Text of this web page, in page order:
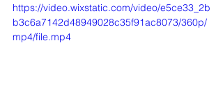
https://video.wixstatic.com/video/e5ce33_2b
b3c6a7142d48949028c35f91ac8073/360p/
mp4/file.mp4